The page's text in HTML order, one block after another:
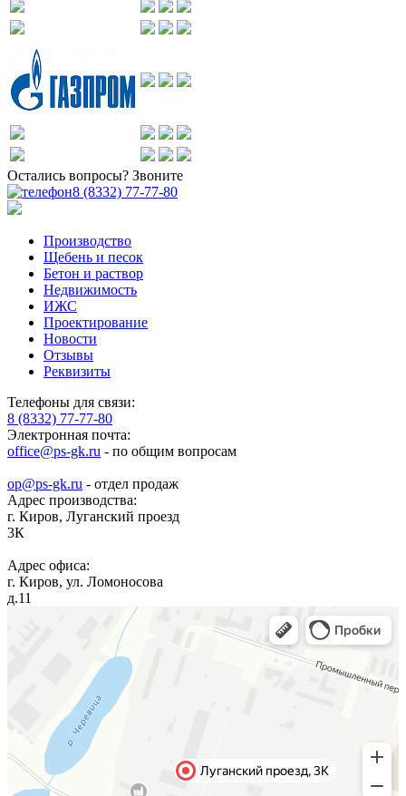
Остались вопросы? Звоните
8 (8332) 77-77-80
Производство
Щебень и песок
Бетон и раствор
Недвижимость
ИЖС
Проектирование
Новости
Отзывы
Реквизиты
Телефоны для связи:
8 (8332) 77-77-80
Электронная почта:
office@ps-gk.ru - по общим вопросам
op@ps-gk.ru - отдел продаж
Адрес производства:
г. Киров, Луганский проезд
3К
Адрес офиса:
г. Киров, ул. Ломоносова
д.11